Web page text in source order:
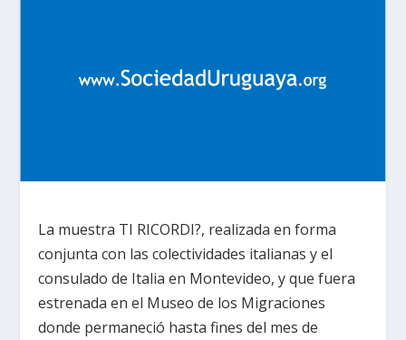
La muestra TI RICORDI?, realizada en forma
conjunta con las colectividades italianas y el
consulado de Italia en Montevideo, y que fuera
estrenada en el Museo de los Migraciones
donde permaneció hasta fines del mes de